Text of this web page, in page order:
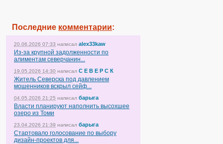
Последние комментарии:
20.06.2026 07:33 написал alex33kaw
Из-за крупной задолженности по
алиментам северчанин...
19.05.2026 14:30 написал С Е В Е Р С К
Житель Северска под давлением
мошенников вскрыл сейф...
04.05.2026 21:25 написал барыга
Власти планируют наполнить высохшее
озеро из Томи
23.04.2026 21:39 написал барыга
Стартовало голосование по выбору
дизайн-проектов для...